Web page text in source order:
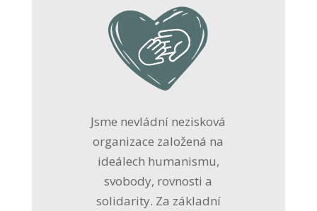
Jsme nevládní nezisková
organizace založená na
ideálech humanismu,
svobody, rovnosti a
solidarity. Za základní